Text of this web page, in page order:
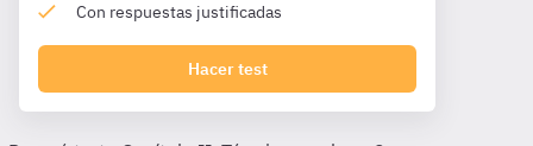
Con respuestas justificadas
Hacer test